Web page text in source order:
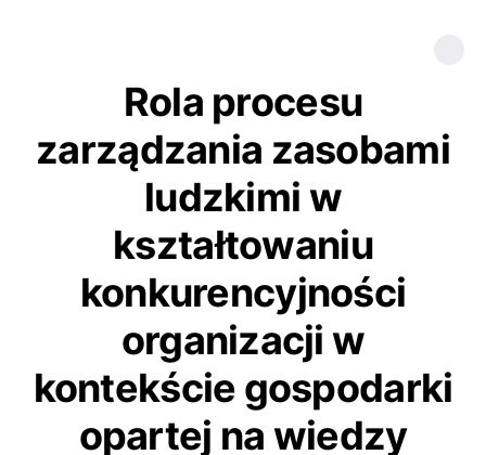
Rola procesu
zarządzania zasobami
ludzkimi w
kształtowaniu
konkurencyjności
organizacji w
kontekście gospodarki
opartej na wiedzy